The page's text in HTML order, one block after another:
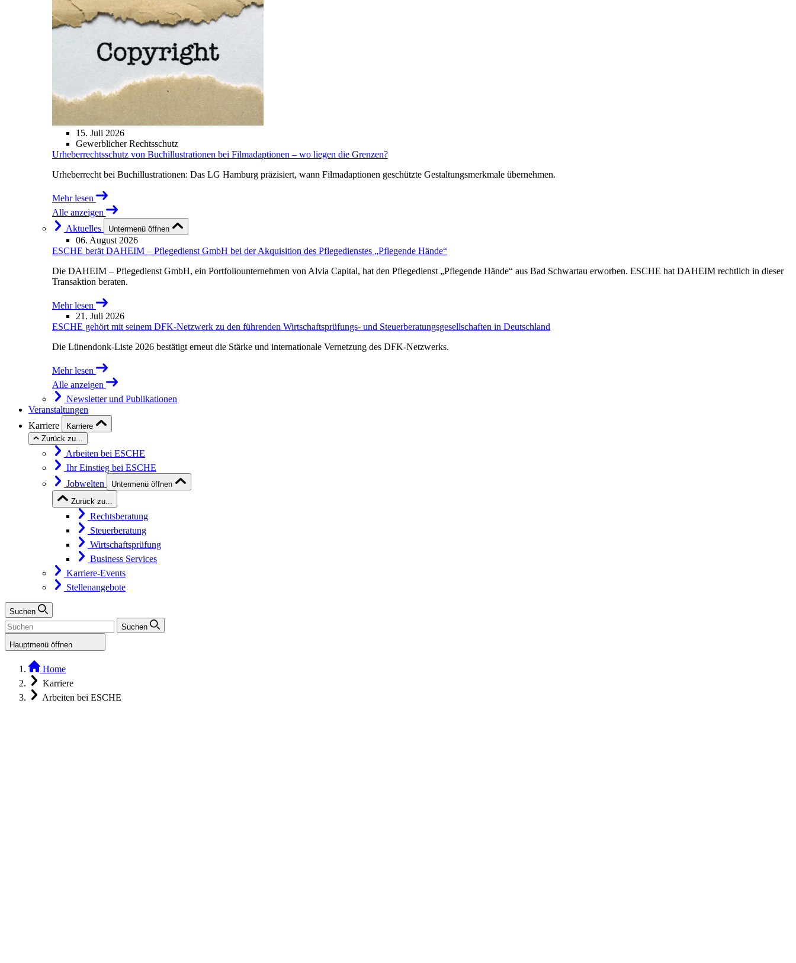
15. Juli 2026
Gewerblicher Rechtsschutz
Urheberrechtsschutz von Buchillustrationen bei Filmadaptionen – wo liegen die Grenzen?
Urheberrecht bei Buchillustrationen: Das LG Hamburg präzisiert, wann Filmadaptionen geschützte Gestaltungsmerkmale übernehmen.
Mehr lesen
Alle anzeigen
Aktuelles
Untermenü öffnen
06. August 2026
ESCHE berät DAHEIM – Pflegedienst GmbH bei der Akquisition des Pflegedienstes „Pflegende Hände“
Die DAHEIM – Pflegedienst GmbH, ein Portfoliounternehmen von Alvia Capital, hat den Pflegedienst „Pflegende Hände“ aus Bad Schwartau erworben. ESCHE hat DAHEIM rechtlich in dieser
Transaktion beraten.
Mehr lesen
21. Juli 2026
ESCHE gehört mit seinem DFK-Netzwerk zu den führenden Wirtschaftsprüfungs- und Steuerberatungsgesellschaften in Deutschland
Die Lünendonk-Liste 2026 bestätigt erneut die Stärke und internationale Vernetzung des DFK-Netzwerks.
Mehr lesen
Alle anzeigen
Newsletter und Publikationen
Veranstaltungen
Karriere
Karriere
Zurück zu...
Arbeiten bei ESCHE
Ihr Einstieg bei ESCHE
Jobwelten
Untermenü öffnen
Zurück zu...
Rechtsberatung
Steuerberatung
Wirtschaftsprüfung
Business Services
Karriere-Events
Stellenangebote
Suchen
Suchen
Hauptmenü öffnen
Home
Karriere
Arbeiten bei ESCHE